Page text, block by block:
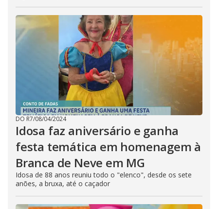
DO R7/08/04/2024
Idosa faz aniversário e ganha
festa temática em homenagem à
Branca de Neve em MG
Idosa de 88 anos reuniu todo o "elenco", desde os sete
anões, a bruxa, até o caçador